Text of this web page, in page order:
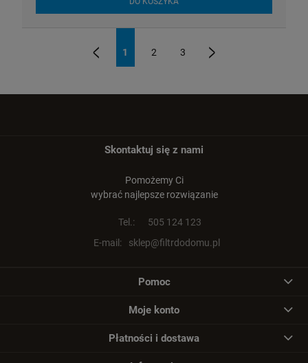
1 2 3
Skontaktuj się z nami
Pomożemy Ci
wybrać najlepsze rozwiązanie
Tel.:
505 124 123
E-mail:
sklep@filtrdodomu.pl
Pomoc
Moje konto
Płatności i dostawa